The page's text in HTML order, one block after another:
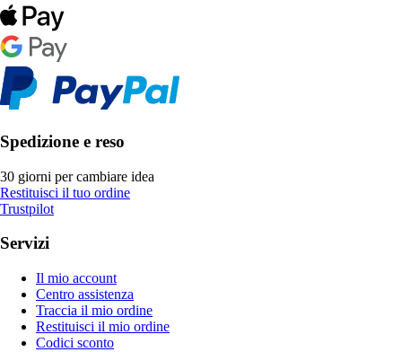
Spedizione e reso
30 giorni per cambiare idea
Restituisci il tuo ordine
Trustpilot
Servizi
Il mio account
Centro assistenza
Traccia il mio ordine
Restituisci il mio ordine
Codici sconto